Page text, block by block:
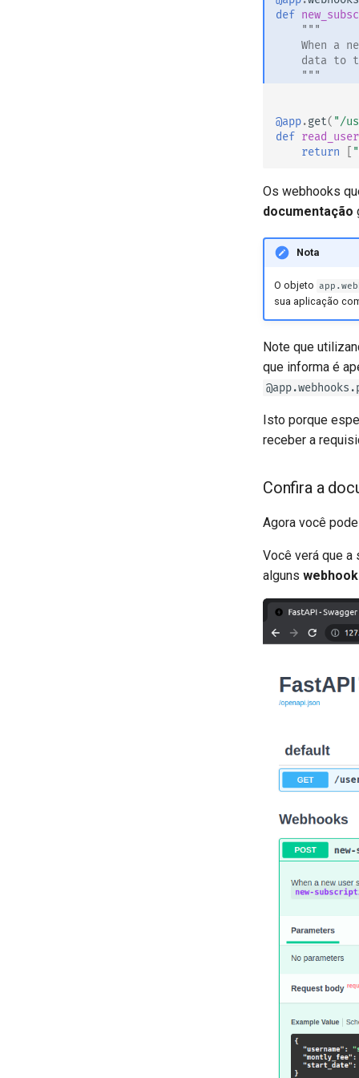
def
"""
When a
data to
    """
@app.get( "/
def
return
Os webhooks
documentação
Nota
O objeto
sua aplicação
Note que
que informa é
Isto porque
receber a
Confira a
Agora você
Você verá que a
alguns